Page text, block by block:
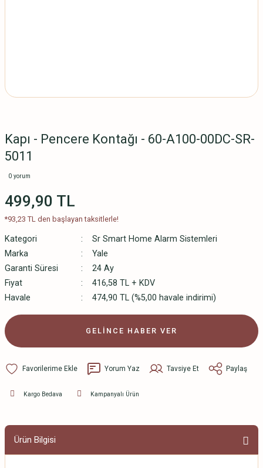
Kapı - Pencere Kontağı - 60-A100-00DC-SR-
5011
0 yorum
499,90 TL
*93,23 TL den başlayan taksitlerle!
Kategori
Sr Smart Home Alarm Sistemleri
Marka
Yale
Garanti Süresi
24 Ay
Fiyat
416,58 TL + KDV
Havale
474,90 TL (%5,00 havale indirimi)
GELİNCE HABER VER
Yorum Yaz Tavsiye Et Paylaş
Kargo Bedava Kampanyalı Ürün
Ürün Bilgisi